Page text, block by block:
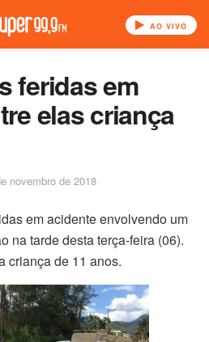
AO VIVO
feridas em
elas criança
novembro de 2018
em acidente envolvendo um
na tarde desta terça-feira (06).
criança de 11 anos.